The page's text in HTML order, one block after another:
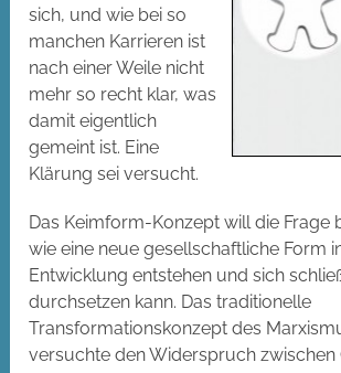
sich, und wie bei so
manchen Karrieren ist
nach einer Weile nicht
mehr so recht klar, was
damit eigentlich
gemeint ist. Eine
Klärung sei versucht.
Das Keimform-Konzept will die Frage
wie eine neue gesellschaftliche Form
Entwicklung entstehen und sich
durchsetzen kann. Das traditionelle
Transformationskonzept des
versuchte den Widerspruch zwischen